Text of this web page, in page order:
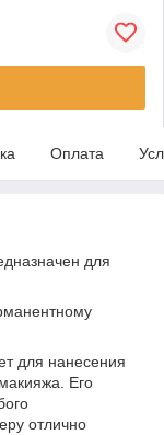
Оплата
для
для нанесения
Его
отлично